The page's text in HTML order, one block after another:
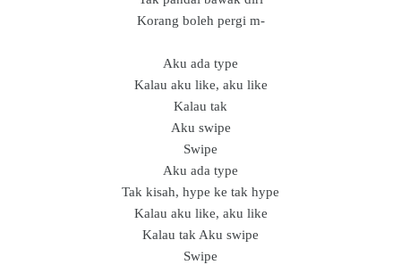
Korang boleh pergi m-
Aku ada type
Kalau aku like, aku like
Kalau tak
Aku swipe
Swipe
Aku ada type
Tak kisah, hype ke tak hype
Kalau aku like, aku like
Kalau tak Aku swipe
Swipe